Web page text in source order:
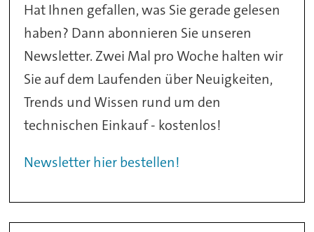
Hat Ihnen gefallen, was Sie gerade gelesen
haben? Dann abonnieren Sie unseren
Newsletter. Zwei Mal pro Woche halten wir
Sie auf dem Laufenden über Neuigkeiten,
Trends und Wissen rund um den
technischen Einkauf - kostenlos!
Newsletter hier bestellen!